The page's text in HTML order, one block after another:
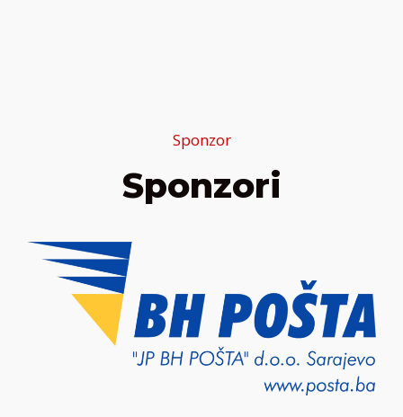
Sponzor
Sponzori